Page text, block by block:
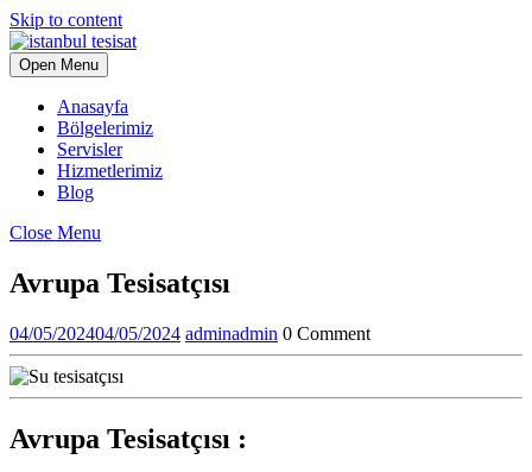
Skip to content
Open Menu
Anasayfa
Bölgelerimiz
Servisler
Hizmetlerimiz
Blog
Close Menu
Avrupa Tesisatçısı
04/05/202404/05/2024 adminadmin 0 Comment
Avrupa Tesisatçısı :